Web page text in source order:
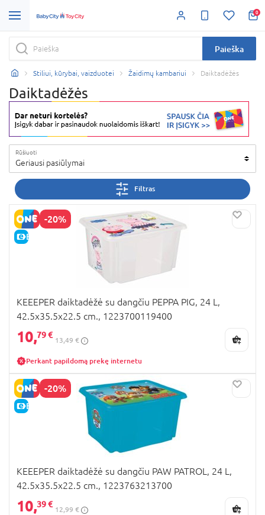
0
Paieška
Stiliui, kūrybai, vaizduotei Žaidimų kambariui Daiktadėžės
Daiktadėžės
Rūšiuoti
Geriausi pasiūlymai
Filtras
-20%
E-KAINA
KEEEPER daiktadėžė su dangčiu PEPPA PIG, 24 L,
42.5x35.5x22.5 cm., 1223700119400
10,79 €
13,49 €
Perkant papildomą prekę internetu
-20%
E-KAINA
KEEEPER daiktadėžė su dangčiu PAW PATROL, 24 L,
42.5x35.5x22.5 cm., 1223763213700
10,39 €
12,99 €